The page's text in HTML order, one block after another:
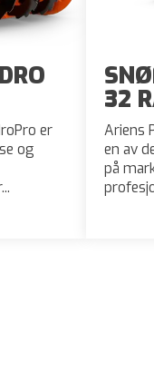
er
og
32
Ariens
en av
på